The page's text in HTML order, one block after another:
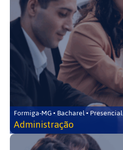
Formiga-MG • Bacharel • Presencial
Administração